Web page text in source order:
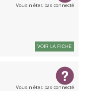
Vous n'êtes pas connecté
VOIR LA FICHE
Vous n'êtes pas connecté